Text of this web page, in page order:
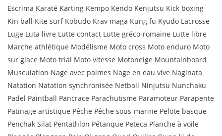
Escrima Karaté Karting Kempo Kendo Kenjutsu Kick boxing
Kin ball Kite surf Kobudo Krav maga Kung fu Kyudo Lacrosse
Luge Luta livre Lutte contact Lutte gréco-romaine Lutte libre
Marche athlétique Modélisme Moto cross Moto enduro Moto
sur glace Moto trial Moto vitesse Motoneige Mountainboard
Musculation Nage avec palmes Nage en eau vive Naginata
Natation Natation synchronisée Netball Ninjutsu Nunchaku
Padel Paintball Pancrace Parachutisme Paramoteur Parapente
Patinage artistique Pêche Pêche sous-marine Pelote basque
Penchak Silat Pentathlon Pétanque Peteca Planche à voile